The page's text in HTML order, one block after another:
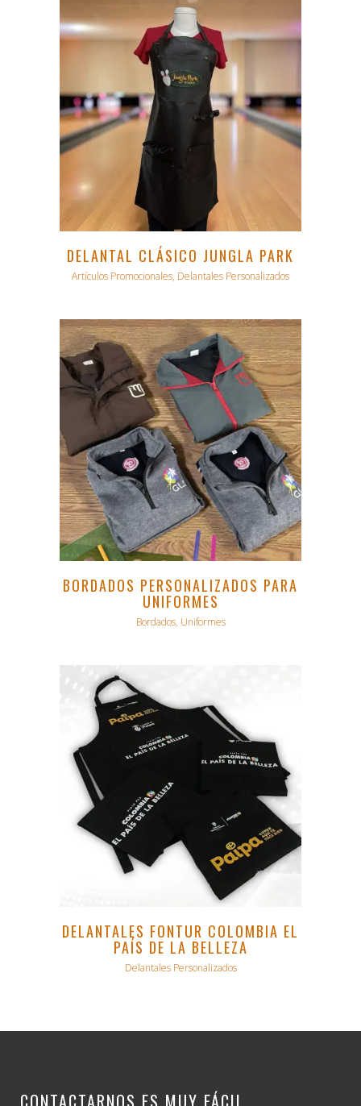
DELANTAL CLÁSICO JUNGLA PARK
Artículos Promocionales, Delantales Personalizados
BORDADOS PERSONALIZADOS PARA
UNIFORMES
Bordados, Uniformes
DELANTALES FONTUR COLOMBIA EL
PAÍS DE LA BELLEZA
Delantales Personalizados